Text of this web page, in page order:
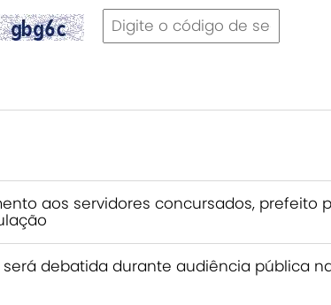
aos servidores concursados, prefeito
será debatida durante audiência pública